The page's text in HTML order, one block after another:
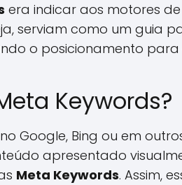
era indicar aos motores
serviam como um guia
o posicionamento
Keywords?
Google, Bing ou em
apresentado
Meta Keywords. Assim,